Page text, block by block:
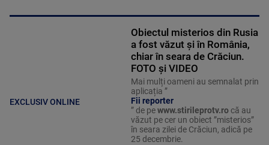
EXCLUSIV ONLINE
Obiectul misterios din Rusia
a fost văzut și în România,
chiar în seara de Crăciun.
FOTO și VIDEO
Mai mulți oameni au semnalat prin
aplicația ”
Fii reporter
” de pewww.stirileprotv.rocă au
văzut pe cer un obiect ”misterios”
în seara zilei de Crăciun, adică pe
25 decembrie.